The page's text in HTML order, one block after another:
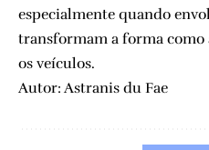
especialmente quando
transformam a forma como
os veículos.
Autor: Astranis du Fae